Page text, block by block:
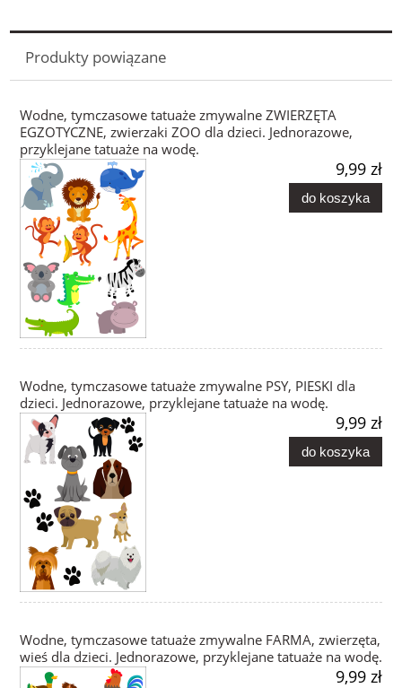
Produkty powiązane
Wodne, tymczasowe tatuaże zmywalne ZWIERZĘTA
EGZOTYCZNE, zwierzaki ZOO dla dzieci. Jednorazowe,
przyklejane tatuaże na wodę.
9,99 zł
do koszyka
Wodne, tymczasowe tatuaże zmywalne PSY, PIESKI dla
dzieci. Jednorazowe, przyklejane tatuaże na wodę.
9,99 zł
do koszyka
Wodne, tymczasowe tatuaże zmywalne FARMA, zwierzęta,
wieś dla dzieci. Jednorazowe, przyklejane tatuaże na wodę.
9,99 zł